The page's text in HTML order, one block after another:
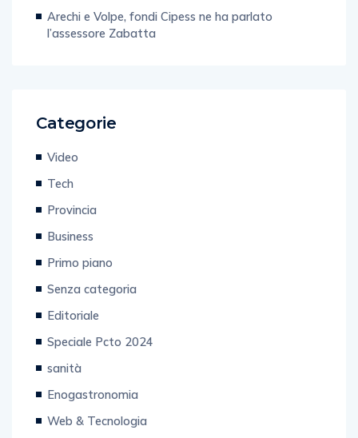
Arechi e Volpe, fondi Cipess ne ha parlato
l’assessore Zabatta
Categorie
Video
Tech
Provincia
Business
Primo piano
Senza categoria
Editoriale
Speciale Pcto 2024
sanità
Enogastronomia
Web & Tecnologia